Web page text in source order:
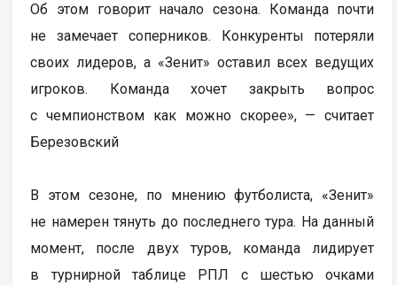
Об этом говорит начало сезона. Команда почти
не замечает соперников. Конкуренты потеряли
своих лидеров, а «Зенит» оставил всех ведущих
игроков. Команда хочет закрыть вопрос
с чемпионством как можно скорее», — считает
Березовский
В этом сезоне, по мнению футболиста, «Зенит»
не намерен тянуть до последнего тура. На данный
момент, после двух туров, команда лидирует
в турнирной таблице РПЛ с шестью очками